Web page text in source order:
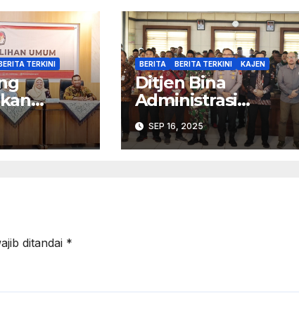
TERKINI BERITA BERITA TERKINI KAJEN
Ditjen Bina
Administrasi
Wilayah Turun Ke
Kabupaten
Pekalongan
SEP 16, 2025
ditandai *